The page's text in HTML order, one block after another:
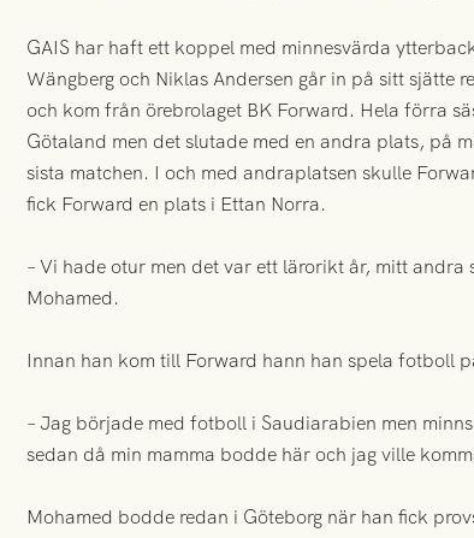
GAIS har haft ett koppel med minnesvärda
Wängberg och Niklas Andersen går in på sitt sjätte
och kom från örebrolaget BK Forward. Hela förra
Götaland men det slutade med en andra plats, på
sista matchen. I och med andraplatsen skulle
fick Forward en plats i Ettan Norra.
– Vi hade otur men det var ett lärorikt år, mitt
Mohamed.
Innan han kom till Forward hann han spela fotboll
– Jag började med fotboll i Saudiarabien men
sedan då min mamma bodde här och jag ville
Mohamed bodde redan i Göteborg när han fick